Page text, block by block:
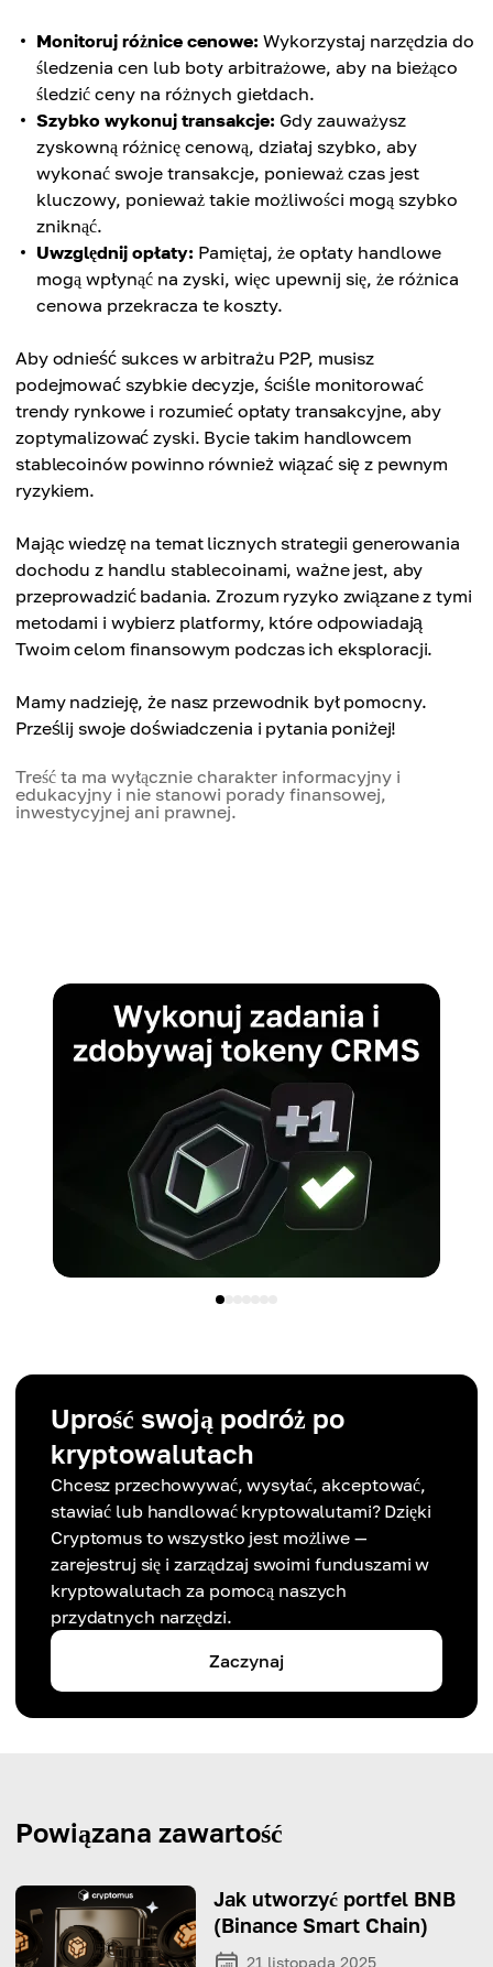
Monitoruj różnice cenowe: Wykorzystaj narzędzia do
śledzenia cen lub boty arbitrażowe, aby na bieżąco
śledzić ceny na różnych giełdach.
Szybko wykonuj transakcje: Gdy zauważysz
zyskowną różnicę cenową, działaj szybko, aby
wykonać swoje transakcje, ponieważ czas jest
kluczowy, ponieważ takie możliwości mogą szybko
zniknąć.
Uwzględnij opłaty: Pamiętaj, że opłaty handlowe
mogą wpłynąć na zyski, więc upewnij się, że różnica
cenowa przekracza te koszty.
Aby odnieść sukces w arbitrażu P2P, musisz
podejmować szybkie decyzje, ściśle monitorować
trendy rynkowe i rozumieć opłaty transakcyjne, aby
zoptymalizować zyski. Bycie takim handlowcem
stablecoinów powinno również wiązać się z pewnym
ryzykiem.
Mając wiedzę na temat licznych strategii generowania
dochodu z handlu stablecoinami, ważne jest, aby
przeprowadzić badania. Zrozum ryzyko związane z tymi
metodami i wybierz platformy, które odpowiadają
Twoim celom finansowym podczas ich eksploracji.
Mamy nadzieję, że nasz przewodnik był pomocny.
Prześlij swoje doświadczenia i pytania poniżej!
Treść ta ma wyłącznie charakter informacyjny i
edukacyjny i nie stanowi porady finansowej,
inwestycyjnej ani prawnej.
Uprość swoją podróż po
kryptowalutach
Chcesz przechowywać, wysyłać, akceptować,
stawiać lub handlować kryptowalutami? Dzięki
Cryptomus to wszystko jest możliwe —
zarejestruj się i zarządzaj swoimi funduszami w
kryptowalutach za pomocą naszych
przydatnych narzędzi.
Zaczynaj
Powiązana zawartość
Jak utworzyć portfel BNB
(Binance Smart Chain)
21 listopada 2025